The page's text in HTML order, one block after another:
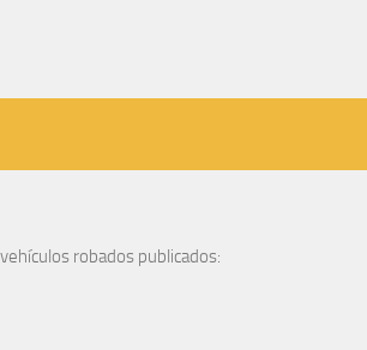
robados publicados: